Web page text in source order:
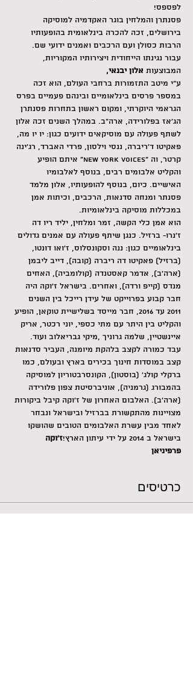
לפספס!
פסנתרן והמלחין בוגר האקדמיה למוסיקה
בירושלים, זכה להכרה בינלאומית בהופעותיו
הרבות כסולן ועם הרכבים ואמנים ידועי שם.
עבור נגינתו הייחודית ויצירותיו המקוריות,
המבוצעות אלון יבנאי,
ע"י מיטב התזמורות ברחבי העולם, הוא זכה
במספר פרסים בינלאומיים ובינהם פעמיים בפרס
הגראמי היוקרתי, ומקום ראשון בתחרות פסנתרן
הג'אז בפלורידה, ארה"ב. במהלך השנים זכה אלון
לשתף פעולה עם מוסיקאים ידועים כגון: יו יו מה,
פאקיטו ד'ריברה, ננסי וילסון, פרדי האברד, רג'ינה
קרטר, וה "New York Voices" איתם הופיע
והקליט אלבומים רבים, בנוסף לאלבומיו
האישיים. כיום, בנוסף להופעותיו, אלון מלמד
פסנתר ומנחה סדנאות, הרכבים, וכיתות אמן
במכללות מוסיקה בינלאומיות.
הוא אמן כלי הקשה, זמר ומלחין, יליד ריו דה
ז’נרו- ברזיל. כנגן שיתף פעולה עם אמנים גדולים
בינלאומיים כגון: ננה וסקונסלוס, ז’ואו דונטו,
(ברזיל) פאקיטו דה ריברה (קובה), דייב ליבמן
(ארה’ב), אדמר קאסטנדה (קולומביה), האחים
מנדס (קייפ ורדה), ואחרים. בישראל ז’וקה היה
חבר קבוע בפרוייקט של עידן רייכל בין השנים
2011 עד 2016, חבר מייסד בשלישיית טוקאן, הופיע
והקליט בין היתר עם מתי כספי, יוני רכטר, אריק
איינשטיין, שלמה גרוניך ,מיקי גבריאלוב ועוד.
עבד כמורה לקצב בלהקת מיומנה, העביר סדנאות
קצב במוסדות חינוך בכירים בארץ ובעולם, כמו
ברקלי קולג’ (בוסטון), הקונסרבטוריון למוסיקה
בהמבורג (גרמניה), אוניברסיטת צפון פלורידה
(ארה’ב). האלבום האחרון של ז’וקה קיבל ביקורות
מצויינות מהתקשורת בברזיל ובישראל ונבחר
לאחד מבין עשרת האלבומים הטובים שהושקו
בישראל ב 2014 על ידי עיתון הארץ!
ז'וקה
פרפיניאן
כרטיסים